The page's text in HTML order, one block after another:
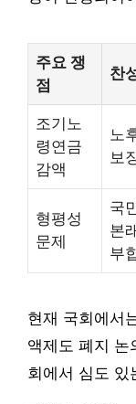
주요 쟁
점
찬
조기노
령연금
감액
노
보
형평성
문제
국
본
부
현재 국회에서
액제도 폐지 논
회에서 심도 있